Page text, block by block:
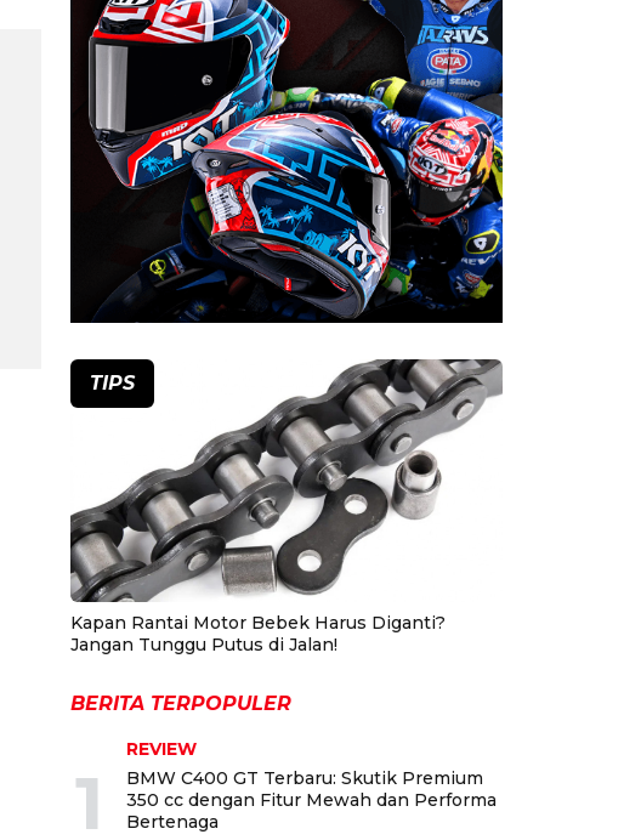
TIPS
Kapan Rantai Motor Bebek Harus Diganti?
Jangan Tunggu Putus di Jalan!
BERITA TERPOPULER
1
REVIEW
BMW C400 GT Terbaru: Skutik Premium
350 cc dengan Fitur Mewah dan Performa
Bertenaga